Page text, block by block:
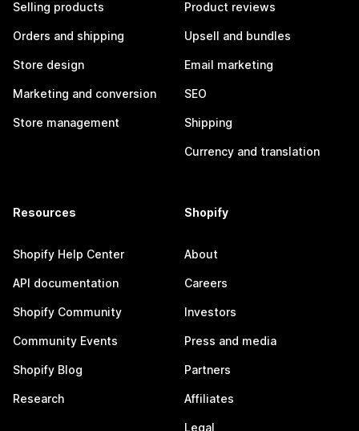
Selling products
Orders and shipping
Store design
Marketing and conversion
Store management
Product reviews
Upsell and bundles
Email marketing
SEO
Shipping
Currency and translation
Resources
Shopify Help Center
API documentation
Shopify Community
Community Events
Shopify Blog
Research
Shopify
About
Careers
Investors
Press and media
Partners
Affiliates
Legal